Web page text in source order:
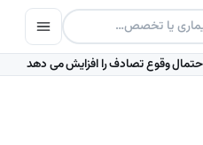
وقوع تصادف را افزایش می دهد